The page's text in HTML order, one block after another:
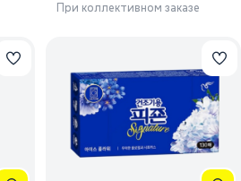
При коллективном заказе